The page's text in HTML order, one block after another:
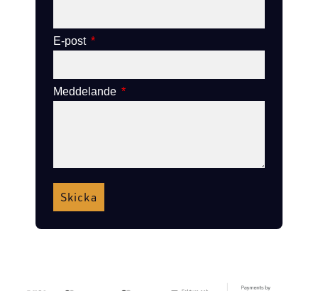
E-post
Meddelande
Skicka